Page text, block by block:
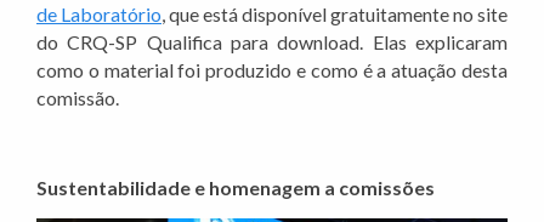
de Laboratório, que está disponível gratuitamente no site
do CRQ-SP Qualifica para download. Elas explicaram
como o material foi produzido e como é a atuação desta
comissão.
Sustentabilidade e homenagem a comissões